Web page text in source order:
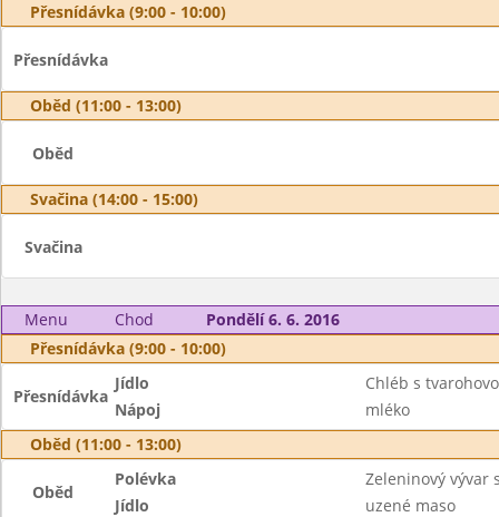
Přesnídávka (9:00 - 10:00)
Přesnídávka
Oběd (11:00 - 13:00)
Oběd
Svačina (14:00 - 15:00)
Svačina
Menu Chod
Pondělí 6. 6. 2016
Přesnídávka (9:00 - 10:00)
Přesnídávka
Jídlo
Chléb s
Nápoj
mléko
Oběd (11:00 - 13:00)
Oběd
Polévka
Zeleninový vývar
Jídlo
uzené maso